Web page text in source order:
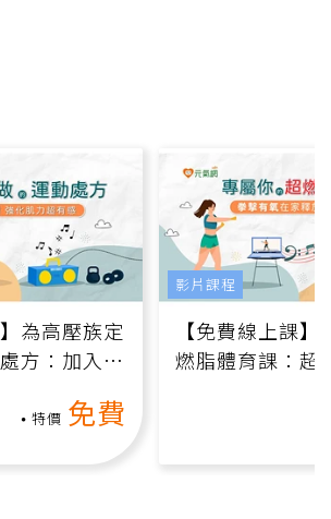
為高壓族定
方：加入行
特價 免費
【免費線上課
燃脂體育課：超
影片課程